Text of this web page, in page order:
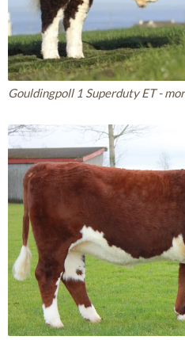
Gouldingpoll 1 Superduty ET -